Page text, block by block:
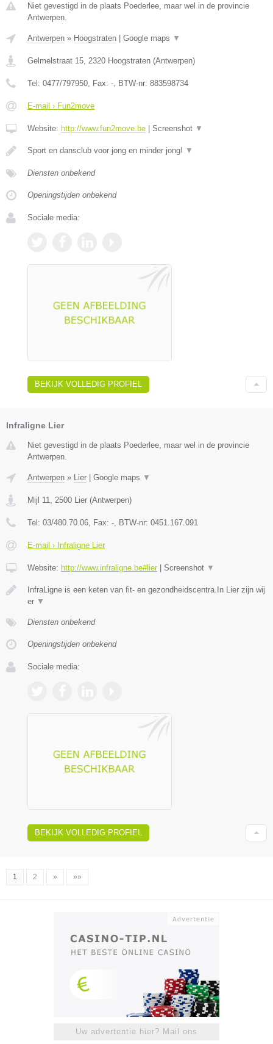
Niet gevestigd in de plaats Poederlee, maar wel in de provincie
Antwerpen.
Antwerpen » Hoogstraten Google maps ▼
Gelmelstraat 15 2320 Hoogstraten (Antwerpen)
Tel: 0477/797950 , Fax: - , BTW-nr: 883598734
E-mail › Fun2move
Website: http://www.fun2move.be Screenshot ▼
Sport en dansclub voor jong en minder jong! ▼
Diensten onbekend
Openingstijden onbekend
Sociale media:
BEKIJK VOLLEDIG PROFIEL
Infraligne Lier
Niet gevestigd in de plaats Poederlee, maar wel in de provincie
Antwerpen.
Antwerpen » Lier | Google maps ▼
Mijl 11 2500 Lier (Antwerpen)
Tel: 03/480.70.06 , Fax: - , BTW-nr: 0451.167.091
E-mail › Infraligne Lier
Website: http://www.infraligne.be#lier| Screenshot ▼
InfraLigne is een keten van fit- en gezondheidscentra.In Lier zijn wij
er ▼
Diensten onbekend
Openingstijden onbekend
Sociale media:
BEKIJK VOLLEDIG PROFIEL
1 2 » »»
Uw advertentie hier? Mail ons